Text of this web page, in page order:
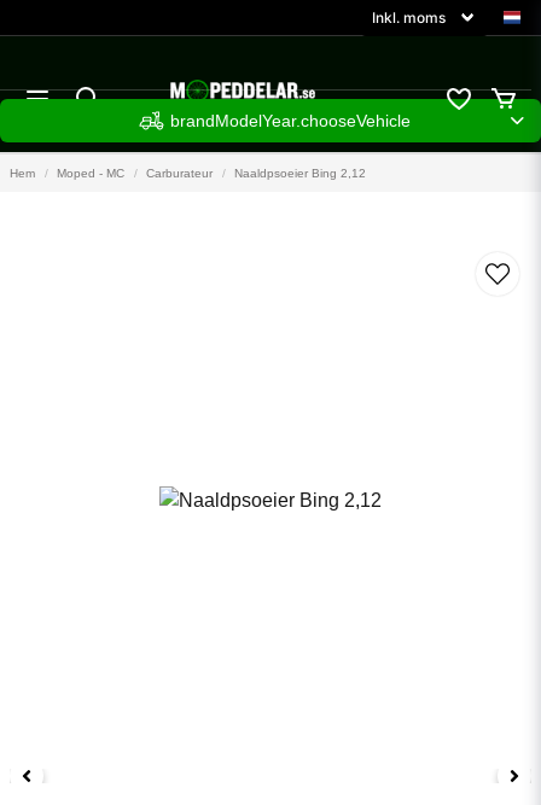
brandModelYear.chooseVehicle
Hem Moped - MC Carburateur Naaldpsoeier Bing 2,12